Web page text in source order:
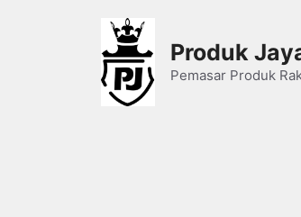
Produk
Pemasar Produk